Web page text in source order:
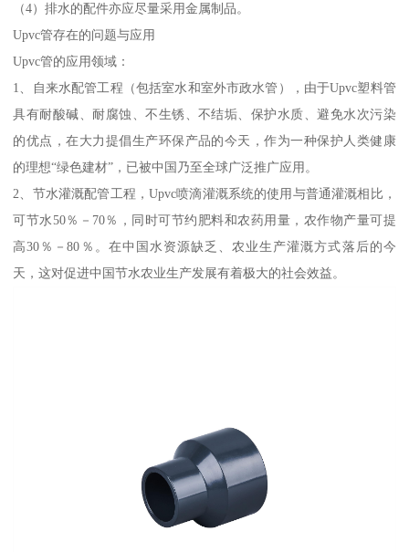
（4）排水的配件亦应尽量采用金属制品。
Upvc管存在的问题与应用
Upvc管的应用领域：
1、自来水配管工程（包括室水和室外市政水管），由于Upvc塑料管
具有耐酸碱、耐腐蚀、不生锈、不结垢、保护水质、避免水次污染
的优点，在大力提倡生产环保产品的今天，作为一种保护人类健康
的理想“绿色建材”，已被中国乃至全球广泛推广应用。
2、节水灌溉配管工程，Upvc喷滴灌溉系统的使用与普通灌溉相比，
可节水50％－70％，同时可节约肥料和农药用量，农作物产量可提
高30％－80％。在中国水资源缺乏、农业生产灌溉方式落后的今
天，这对促进中国节水农业生产发展有着极大的社会效益。